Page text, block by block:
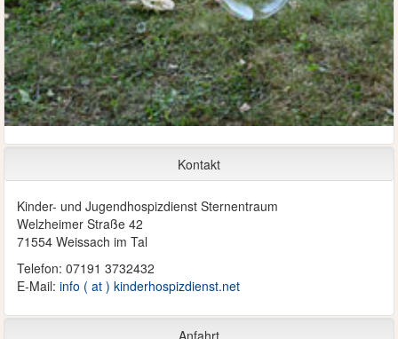
Kontakt
Kinder- und Jugendhospizdienst Sternentraum
Welzheimer Straße 42
71554 Weissach im Tal
Telefon: 07191 3732432
E-Mail: info ( at ) kinderhospizdienst.net
Anfahrt